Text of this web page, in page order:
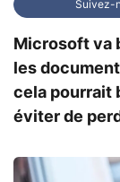
Suivez-
Microsoft va
les
cela pourrait
éviter de